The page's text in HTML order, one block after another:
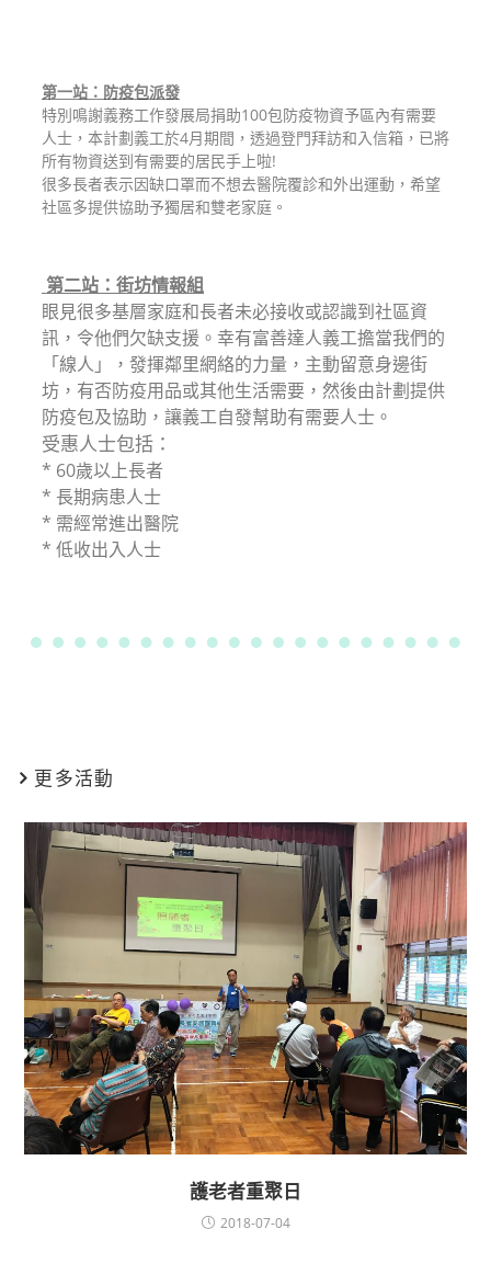
第一站：防疫包派發
特別鳴謝義務工作發展局捐助100包防疫物資予區內有需要
人士，本計劃義工於4月期間，透過登門拜訪和入信箱，已將
所有物資送到有需要的居民手上啦!
很多長者表示因缺口罩而不想去醫院覆診和外出運動，希望
社區多提供協助予獨居和雙老家庭。
第二站：街坊情報組
眼見很多基層家庭和長者未必接收或認識到社區資
訊，令他們欠缺支援。幸有富善達人義工擔當我們的
「線人」，發揮鄰里網絡的力量，主動留意身邊街
坊，有否防疫用品或其他生活需要，然後由計劃提供
防疫包及協助，讓義工自發幫助有需要人士。
受惠人士包括：
* 60歲以上長者
* 長期病患人士
* 需經常進出醫院
* 低收出入人士
更多活動
護老者重聚日
2018-07-04